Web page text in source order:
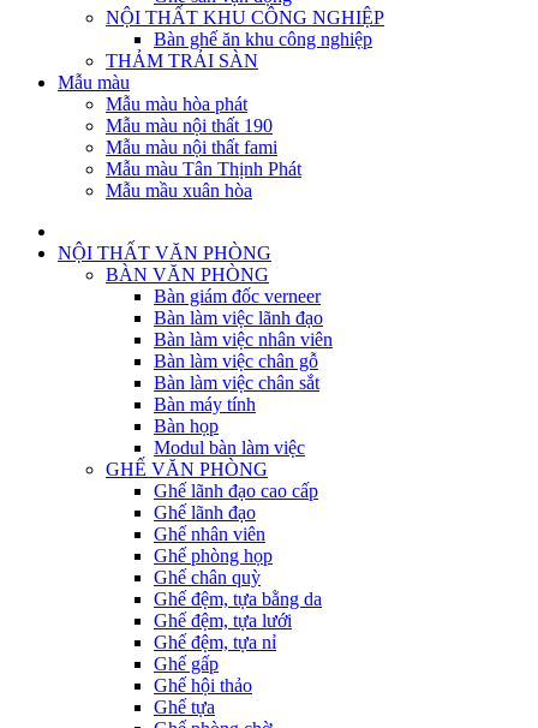
NỘI THẤT KHU CÔNG NGHIỆP
Bàn ghế ăn khu công nghiệp
THẢM TRẢI SÀN
Mẫu màu
Mẫu màu hòa phát
Mẫu màu nội thất 190
Mẫu màu nội thất fami
Mẫu màu Tân Thịnh Phát
Mẫu mầu xuân hòa
NỘI THẤT VĂN PHÒNG
BÀN VĂN PHÒNG
Bàn giám đốc verneer
Bàn làm việc lãnh đạo
Bàn làm việc nhân viên
Bàn làm việc chân gỗ
Bàn làm việc chân sắt
Bàn máy tính
Bàn họp
Modul bàn làm việc
GHẾ VĂN PHÒNG
Ghế lãnh đạo cao cấp
Ghế lãnh đạo
Ghế nhân viên
Ghế phòng họp
Ghế chân quỳ
Ghế đệm, tựa bằng da
Ghế đệm, tựa lưới
Ghế đệm, tựa nỉ
Ghế gấp
Ghế hội thảo
Ghế tựa